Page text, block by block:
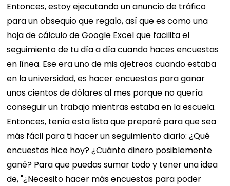
Entonces, estoy ejecutando un anuncio de tráfico
para un obsequio que regalo, así que es como una
hoja de cálculo de Google Excel que facilita el
seguimiento de tu día a día cuando haces encuestas
en línea. Ese era uno de mis ajetreos cuando estaba
en la universidad, es hacer encuestas para ganar
unos cientos de dólares al mes porque no quería
conseguir un trabajo mientras estaba en la escuela.
Entonces, tenía esta lista que preparé para que sea
más fácil para ti hacer un seguimiento diario: ¿Qué
encuestas hice hoy? ¿Cuánto dinero posiblemente
gané? Para que puedas sumar todo y tener una idea
de, "¿Necesito hacer más encuestas para poder